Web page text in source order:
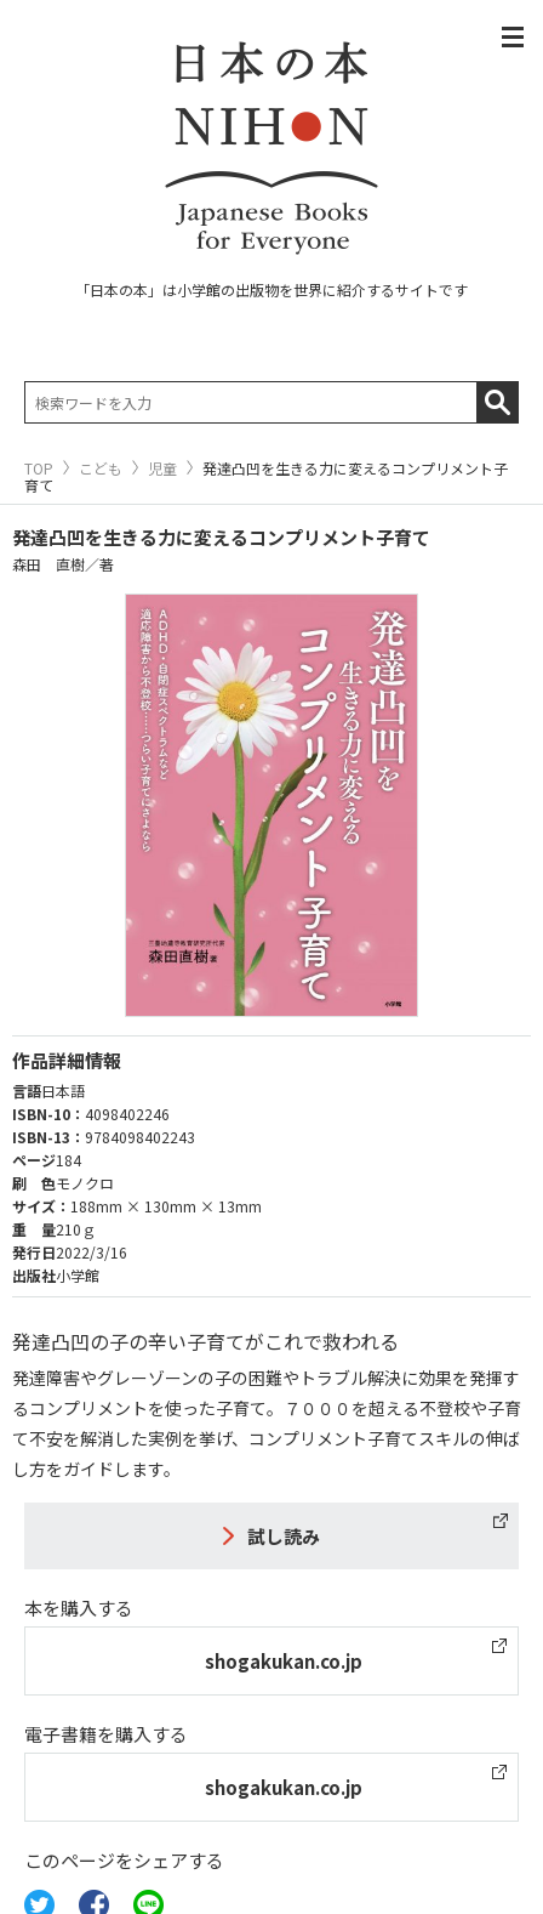
「日本の本」は小学館の出版物を世界に紹介するサイトです
TOP こども 児童
発達凸凹を生きる力に変えるコンプリメント子
育て
発達凸凹を生きる力に変えるコンプリメント子育て
森田 直樹／著
作品詳細情報
言語日本語
ISBN-10： 4098402246
ISBN-13： 9784098402243
ページ184
刷 色モノクロ
サイズ： 188mm × 130mm × 13mm
重 量210ｇ
発行日2022/3/16
出版社小学館
発達凸凹の子の辛い子育てがこれで救われる
発達障害やグレーゾーンの子の困難やトラブル解決に効果を発揮す
るコンプリメントを使った子育て。７０００を超える不登校や子育
て不安を解消した実例を挙げ、コンプリメント子育てスキルの伸ば
し方をガイドします。
試し読み
本を購入する
shogakukan.co.jp
電子書籍を購入する
shogakukan.co.jp
このページをシェアする